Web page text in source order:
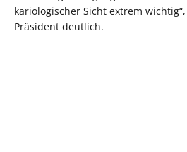
kariologischer Sicht extrem
Präsident deutlich.